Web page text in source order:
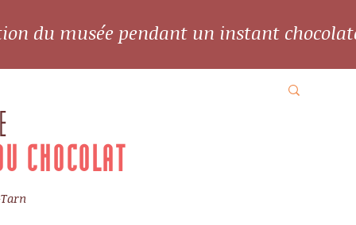
du musée pendant un instant
CHOCOLAT